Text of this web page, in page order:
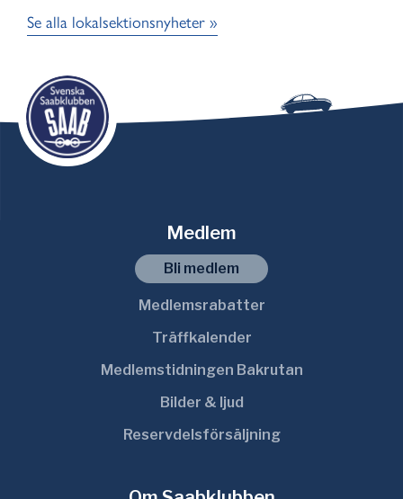
Se alla lokalsektionsnyheter »
Medlem
Bli medlem
Medlemsrabatter
Träffkalender
Medlemstidningen Bakrutan
Bilder & ljud
Reservdelsförsäljning